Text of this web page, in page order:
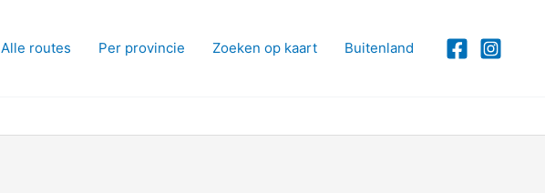
Alle routes Per provincie Zoeken op kaart Buitenland